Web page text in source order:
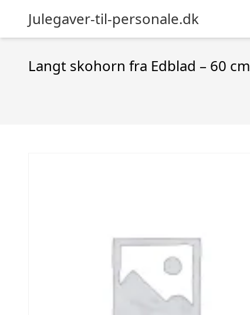
Julegaver-til-personale.dk
Langt skohorn fra Edblad – 60 cm